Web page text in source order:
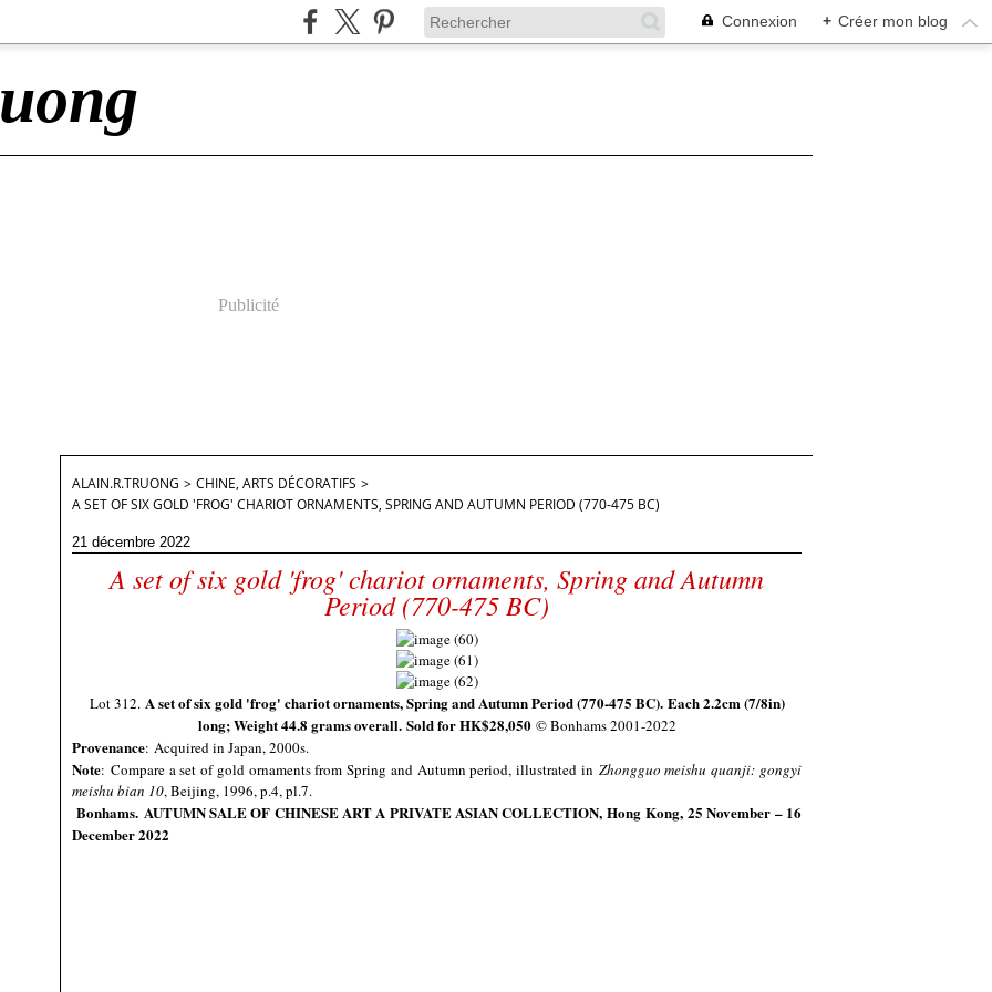
Connexion + Créer mon blog
Publicité
ALAIN.R.TRUONG > CHINE, ARTS DÉCORATIFS >
A SET OF SIX GOLD 'FROG' CHARIOT ORNAMENTS, SPRING AND AUTUMN PERIOD (770-475 BC)
21 décembre 2022
A set of six gold 'frog' chariot ornaments, Spring and Autumn
Period (770-475 BC)
Lot 312. A set of six gold 'frog' chariot ornaments, Spring and Autumn Period (770-475 BC). Each 2.2cm (7/8in)
long; Weight 44.8 grams overall. Sold for HK$28,050 © Bonhams 2001-2022
Provenance: Acquired in Japan, 2000s.
Note: Compare a set of gold ornaments from Spring and Autumn period, illustrated in Zhongguo meishu quanji: gongyi
meishu bian 10, Beijing, 1996, p.4, pl.7.
Bonhams. AUTUMN SALE OF CHINESE ART A PRIVATE ASIAN COLLECTION,Hong Kong, 25 November – 16
December 2022